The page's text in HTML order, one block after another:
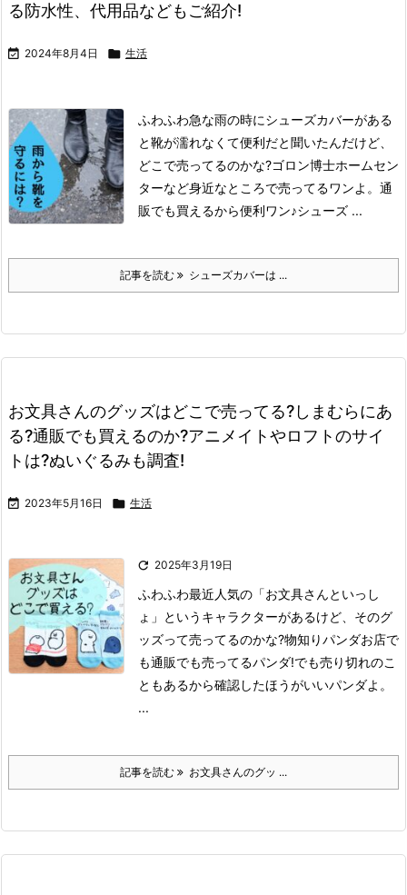
る防水性、代用品などもご紹介!
 2024年8月4日  生活
ふわふわ急な雨の時にシューズカバーがある
と靴が濡れなくて便利だと聞いたんだけど、
どこで売ってるのかな?ゴロン博士ホームセン
ターなど身近なところで売ってるワンよ。 通
販でも買えるから便利ワン♪シューズ ...
記事を読む シューズカバーは ...
お文具さんのグッズはどこで売ってる?しまむらにあ
る?通販でも買えるのか?アニメイトやロフトのサイ
トは?ぬいぐるみも調査!
 2023年5月16日  生活
 2025年3月19日
ふわふわ最近人気の「お文具さんといっし
ょ」というキャラクターがあるけど、そのグ
ッズって売ってるのかな?物知りパンダお店で
も通販でも売ってるパンダ!でも売り切れのこ
ともあるから確認したほうがいいパンダよ。
...
記事を読む お文具さんのグッ ...